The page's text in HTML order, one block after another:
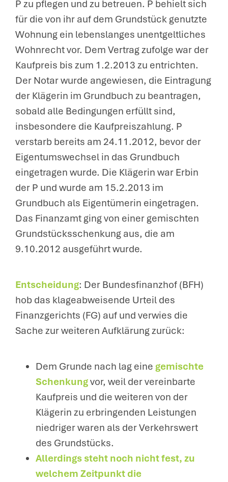
P zu pflegen und zu betreuen. P behielt sich
für die von ihr auf dem Grundstück genutzte
Wohnung ein lebenslanges unentgeltliches
Wohnrecht vor. Dem Vertrag zufolge war der
Kaufpreis bis zum 1.2.2013 zu entrichten.
Der Notar wurde angewiesen, die Eintragung
der Klägerin im Grundbuch zu beantragen,
sobald alle Bedingungen erfüllt sind,
insbesondere die Kaufpreiszahlung. P
verstarb bereits am 24.11.2012, bevor der
Eigentumswechsel in das Grundbuch
eingetragen wurde. Die Klägerin war Erbin
der P und wurde am 15.2.2013 im
Grundbuch als Eigentümerin eingetragen.
Das Finanzamt ging von einer gemischten
Grundstücksschenkung aus, die am
9.10.2012 ausgeführt wurde.
Entscheidung: Der Bundesfinanzhof (BFH)
hob das klageabweisende Urteil des
Finanzgerichts (FG) auf und verwies die
Sache zur weiteren Aufklärung zurück:
Dem Grunde nach lag eine gemischte
Schenkungvor, weil der vereinbarte
Kaufpreis und die weiteren von der
Klägerin zu erbringenden Leistungen
niedriger waren als der Verkehrswert
des Grundstücks.
Allerdings steht noch nicht fest, zu
welchem Zeitpunkt die